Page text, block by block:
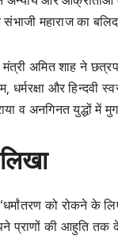
महाराज का
अमित शाह ने
धर्मरक्षा और
व अनगिनत युद्धों में
को रोकने के
प्राणों की आहुति तक दे